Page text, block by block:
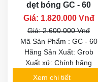
dẹt bóng GC - 60
Giá: 1.820.000 Vnđ
Giá: 2.600.000 Vnđ
Mã Sản Phẩm : GC - 60
Hãng Sản Xuất: Grob
Xuất xứ: Chính hãng
Xem chi tiết